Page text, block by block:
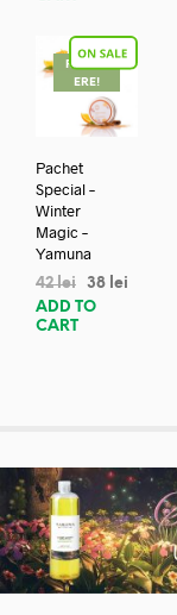
REDUC
ERE!
Pachet
Special –
Winter
Magic –
Yamuna
42lei 38 lei
ADD TO
CART